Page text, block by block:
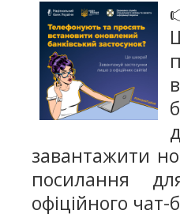
завантажити
посилання
офіційного